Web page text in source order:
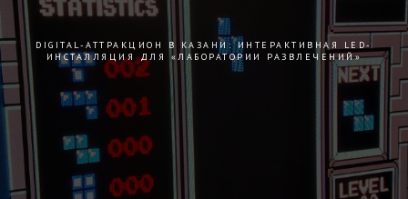
DIGITAL-АТТРАКЦИОН В КАЗАНИ: ИНТЕРАКТИВНАЯ LED-
ИНСТАЛЛЯЦИЯ ДЛЯ «ЛАБОРАТОРИИ РАЗВЛЕЧЕНИЙ»